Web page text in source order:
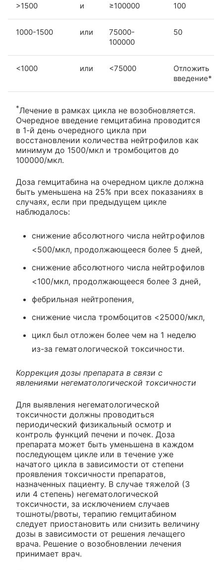
>1500 и ≥100000 100
1000-1500 или
75000-
100000
50
<1000 или <75000
Отложить
введение*
*Лечение в рамках цикла не возобновляется.
Очередное введение гемцитабина проводится
в 1-й день очередного цикла при
восстановлении количества нейтрофилов как
минимум до 1500/мкл и тромбоцитов до
100000/мкл.
Доза гемцитабина на очередном цикле должна
быть уменьшена на 25% при всех показаниях в
случаях, если при предыдущем цикле
наблюдалось:
снижение абсолютного числа нейтрофилов
<500/мкл, продолжающееся более 5 дней,
снижение абсолютного числа нейтрофилов
<100/мкл, продолжающееся более 3 дней,
фебрильная нейтропения,
снижение числа тромбоцитов <25000/мкл,
цикл был отложен более чем на 1 неделю
из-за гематологической токсичности.
Коррекция дозы препарата в связи с
явлениями негематологической токсичности
Для выявления негематологической
токсичности должны проводиться
периодический физикальный осмотр и
контроль функций печени и почек. Доза
препарата может быть уменьшена в каждом
последующем цикле или в течение уже
начатого цикла в зависимости от степени
проявления токсичности препаратов,
назначенных пациенту. В случае тяжелой (3
или 4 степень) негематологической
токсичности, за исключением случаев
тошноты/рвоты, терапию гемцитабином
следует приостановить или снизить величину
дозы в зависимости от решения лечащего
врача. Решение о возобновлении лечения
принимает врач.